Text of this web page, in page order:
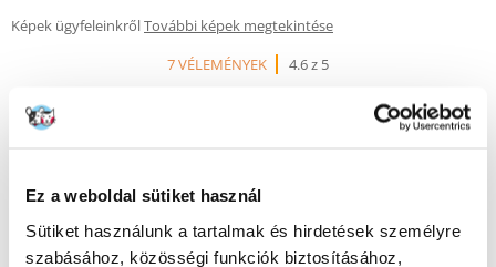
Ez a weboldal sütiket használ
Sütiket használunk a tartalmak és hirdetések személyre
szabásához, közösségi funkciók biztosításához,
Képek ügyfeleinkrőlTovábbi képek megtekintése
7 VÉLEMÉNYEK
4.6 z 5
85%